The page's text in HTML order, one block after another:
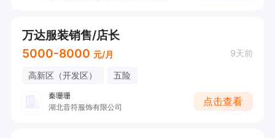
万达服装销售/店长
5000-8000 元/月 9天前
高新区（开发区） 五险
秦珊珊
湖北音符服饰有限公司
点击查看